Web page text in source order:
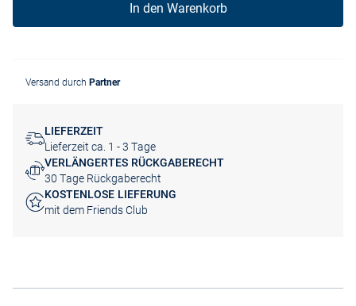
In den Warenkorb
Versand durch Partner
LIEFERZEIT
Lieferzeit ca. 1 - 3 Tage
VERLÄNGERTES RÜCKGABERECHT
30 Tage Rückgaberecht
KOSTENLOSE LIEFERUNG
mit dem Friends Club